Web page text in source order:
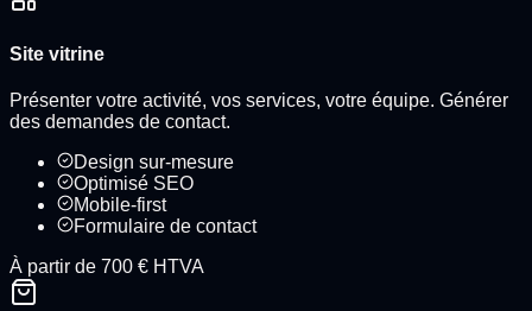
Site vitrine
Présenter votre activité, vos services, votre équipe. Générer
des demandes de contact.
Design sur-mesure
Optimisé SEO
Mobile-first
Formulaire de contact
À partir de 700 € HTVA